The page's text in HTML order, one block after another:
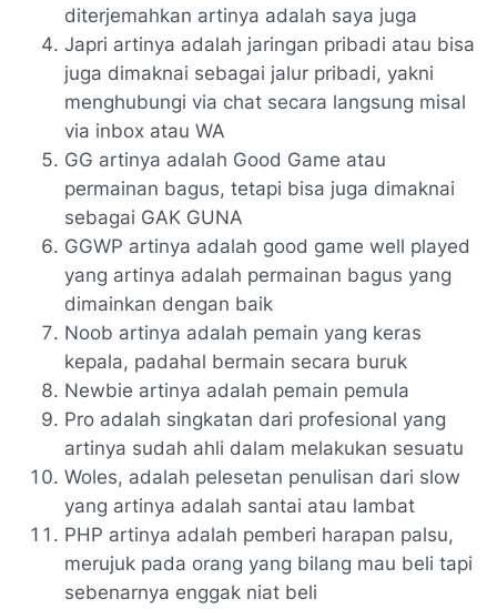
diterjemahkan artinya adalah saya juga
Japri artinya adalah jaringan pribadi atau bisa
juga dimaknai sebagai jalur pribadi, yakni
menghubungi via chat secara langsung misal
via inbox atau WA
GG artinya adalah Good Game atau
permainan bagus, tetapi bisa juga dimaknai
sebagai GAK GUNA
GGWP artinya adalah good game well played
yang artinya adalah permainan bagus yang
dimainkan dengan baik
Noob artinya adalah pemain yang keras
kepala, padahal bermain secara buruk
Newbie artinya adalah pemain pemula
Pro adalah singkatan dari profesional yang
artinya sudah ahli dalam melakukan sesuatu
Woles, adalah pelesetan penulisan dari slow
yang artinya adalah santai atau lambat
PHP artinya adalah pemberi harapan palsu,
merujuk pada orang yang bilang mau beli tapi
sebenarnya enggak niat beli